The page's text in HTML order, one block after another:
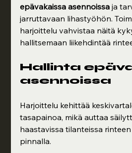
epävakaissa asennoissa ja
jarruttavaan lihastyöhön.
harjoittelu vahvistaa näitä
hallitsemaan liikehdintää
Hallinta
asennoissa
Harjoittelu kehittää
tasapainoa, mikä auttaa
haastavissa tilanteissa
pinnalla.